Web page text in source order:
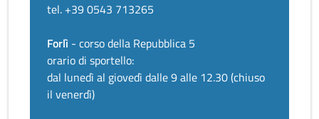
tel. +39 0543 713265
Forlì - corso della Repubblica 5
orario di sportello:
dal lunedì al giovedì dalle 9 alle 12.30 (chiuso
il venerdì)